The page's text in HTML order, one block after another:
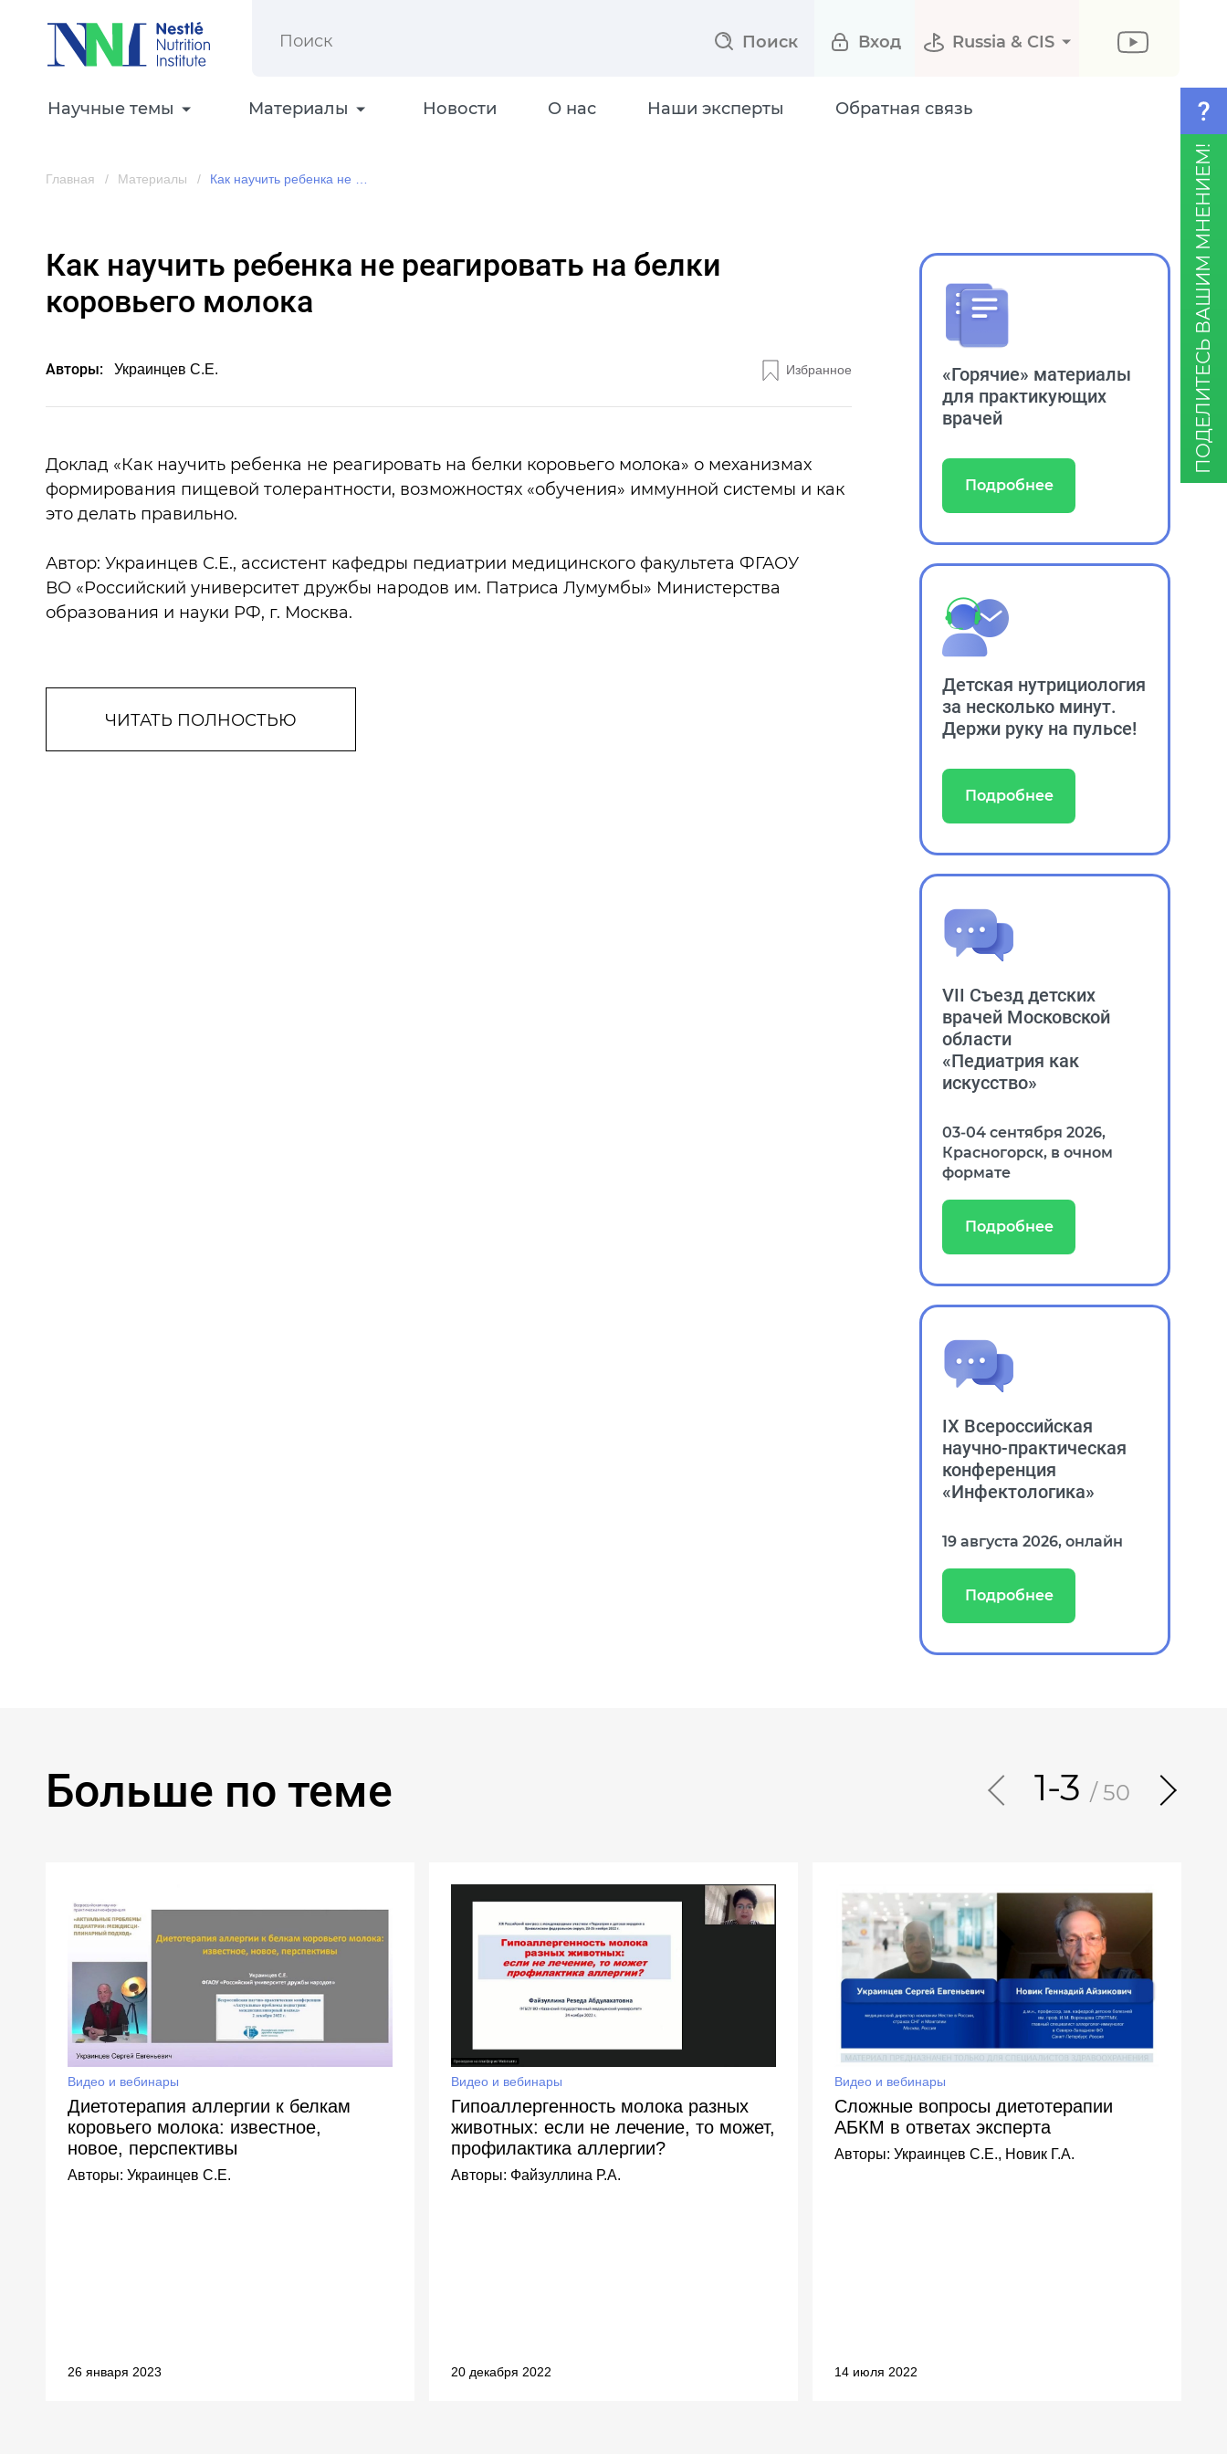
Поиск Вход Russia & CIS
Научные темы Материалы Новости О нас Наши эксперты Обратная связь
Главная Материалы
Как научить ребенка не реагировать на белки
коровьего молока
Избранное
Авторы: Украинцев С.Е.
Доклад «Как научить ребенка не реагировать на белки коровьего молока» о механизмах
формирования пищевой толерантности, возможностях «обучения» иммунной системы и как
это делать правильно.
Автор: Украинцев С.Е., ассистент кафедры педиатрии медицинского факультета ФГАОУ
ВО «Российский университет дружбы народов им. Патриса Лумумбы» Министерства
образования и науки РФ, г. Москва.
ЧИТАТЬ ПОЛНОСТЬЮ
«Горячие» материалы
для практикующих
врачей
Подробнее
Детская нутрициология
за несколько минут.
Держи руку на пульсе!
Подробнее
VII Съезд детских
врачей Московской
области
«Педиатрия как
искусство»
03‑04 сентября 2026,
Красногорск, в очном
формате
Подробнее
IX Всероссийская
научно‑практическая
конференция
«Инфектологика»
19 августа 2026, онлайн
Подробнее
Больше по теме 1-3 / 50
Видео и вебинары
Диетотерапия аллергии к белкам
коровьего молока: известное,
новое, перспективы
Авторы: Украинцев С.Е.
26 января 2023
Видео и вебинары
Гипоаллергенность молока разных
животных: если не лечение, то может,
профилактика аллергии?
Авторы: Файзуллина Р.А.
20 декабря 2022
Видео и вебинары
Сложные вопросы диетотерапии
АБКМ в ответах эксперта
Авторы: Украинцев С.Е., Новик Г.А.
14 июля 2022
ПОДЕЛИТЕСЬ ВАШИМ МНЕНИЕМ!